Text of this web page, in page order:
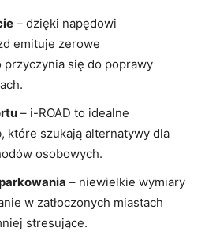
– dzięki napędowi
emituje zerowe
przyczynia się do poprawy
– i-ROAD to idealne
które szukają alternatywy dla
osobowych.
– niewielkie wymiary
w zatłoczonych miastach
stresujące.